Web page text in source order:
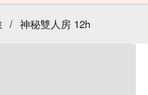
/ 神秘雙人房 12h